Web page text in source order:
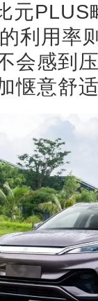
元PLUS
利用率
会感到
惬意舒